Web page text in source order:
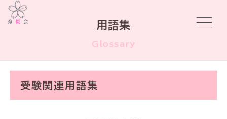
用語集
Glossary
受験関連用語集